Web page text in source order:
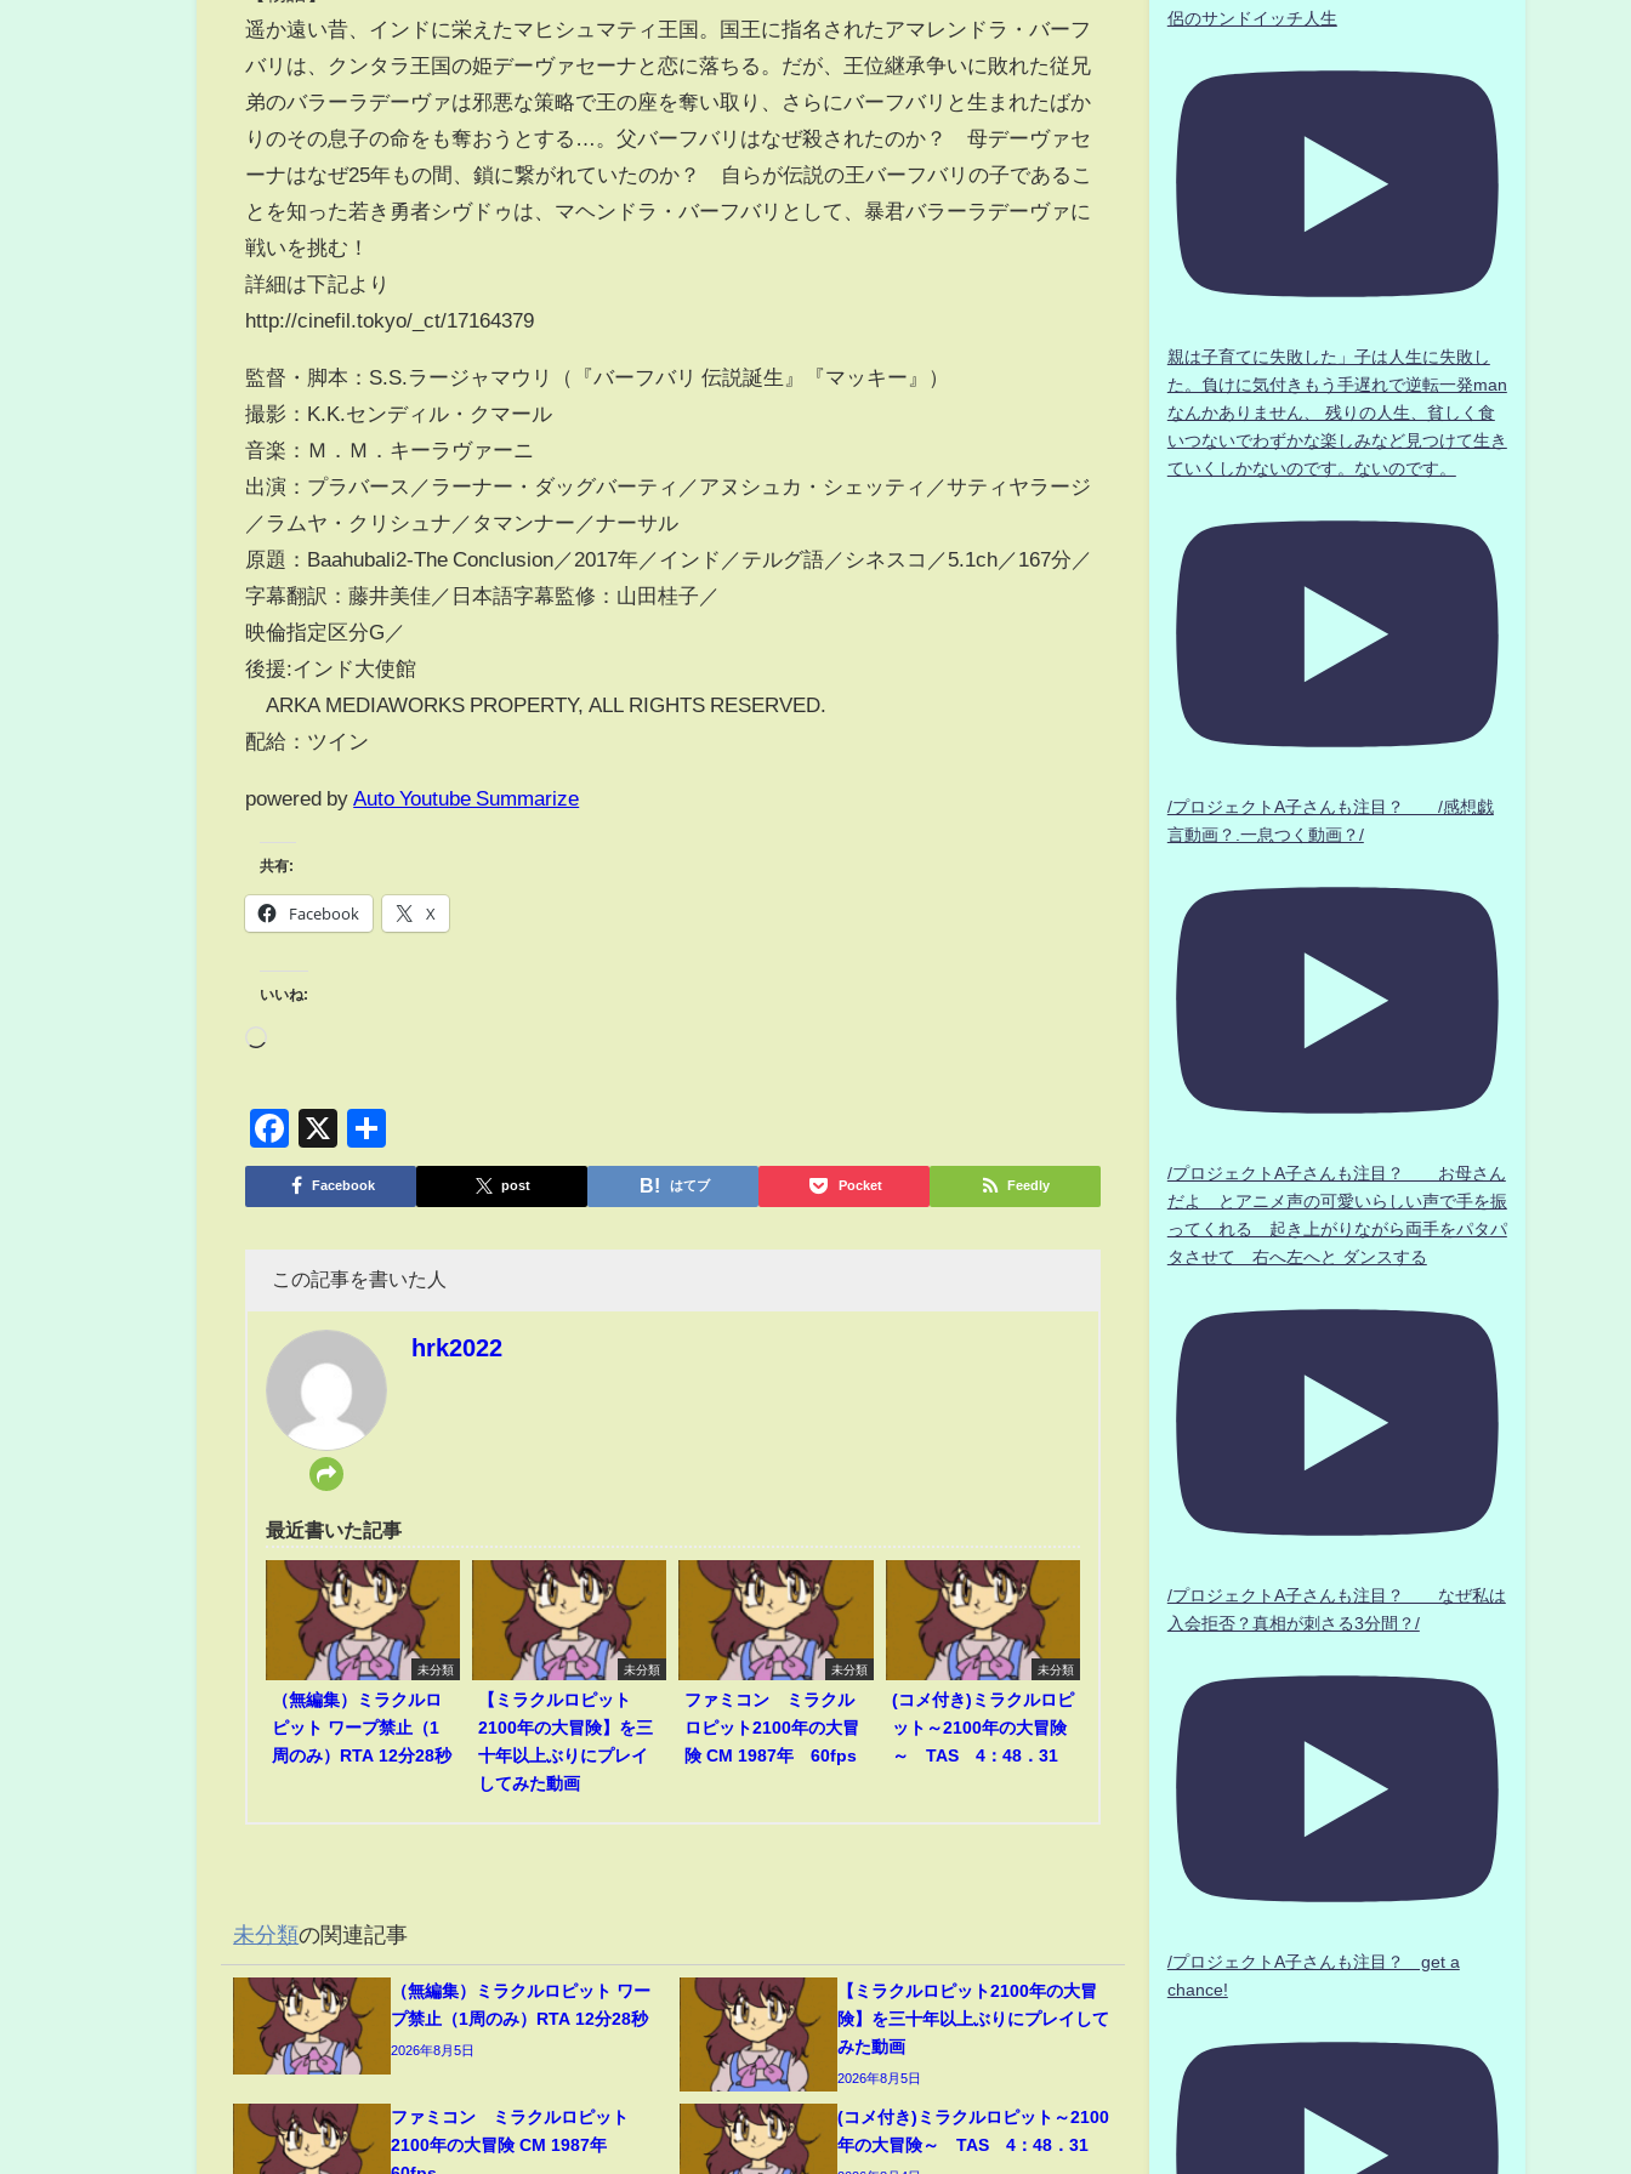
遥か遠い昔、インドに栄えたマヒシュマティ王国。国王に指名されたアマレンドラ・バーフ
バリは、クンタラ王国の姫デーヴァセーナと恋に落ちる。だが、王位継承争いに敗れた従兄
弟のバラーラデーヴァは邪悪な策略で王の座を奪い取り、さらにバーフバリと生まれたばか
りのその息子の命をも奪おうとする…。父バーフバリはなぜ殺されたのか？ 母デーヴァセ
ーナはなぜ25年もの間、鎖に繋がれていたのか？ 自らが伝説の王バーフバリの子であるこ
とを知った若き勇者シヴドゥは、マヘンドラ・バーフバリとして、暴君バラーラデーヴァに
戦いを挑む！
詳細は下記より
http://cinefil.tokyo/_ct/17164379
監督・脚本：S.S.ラージャマウリ（『バーフバリ 伝説誕生』『マッキー』）
撮影：K.K.センディル・クマール
音楽：Ｍ．Ｍ．キーラヴァーニ
出演：プラバース／ラーナー・ダッグバーティ／アヌシュカ・シェッティ／サティヤラージ
／ラムヤ・クリシュナ／タマンナー／ナーサル
原題：Baahubali2-The Conclusion／2017年／インド／テルグ語／シネスコ／5.1ch／167分／
字幕翻訳：藤井美佳／日本語字幕監修：山田桂子／
映倫指定区分G／
後援:インド大使館
©ARKA MEDIAWORKS PROPERTY, ALL RIGHTS RESERVED.
配給：ツイン
powered by Auto Youtube Summarize
共有:
Facebook X
いいね:
Facebook
X
有
Facebook post はてブ Pocket Feedly
この記事を書いた人
hrk2022
最近書いた記事
未分類
（無編集）ミラクルロ
ピット ワープ禁止（1
周のみ）RTA 12分28秒
未分類
【ミラクルロピット
2100年の大冒険】を三
十年以上ぶりにプレイ
してみた動画
未分類
ファミコン ミラクル
ロピット2100年の大冒
険 CM 1987年 60fps
未分類
(コメ付き)ミラクルロピ
ット～2100年の大冒険
～ TAS 4：48．31
未分類の関連記事
（無編集）ミラクルロピット ワー
プ禁止（1周のみ）RTA 12分28秒
2026年8月5日
【ミラクルロピット2100年の大冒
険】を三十年以上ぶりにプレイして
みた動画
2026年8月5日
ファミコン ミラクルロピット
2100年の大冒険 CM 1987年
(コメ付き)ミラクルロピット～2100
年の大冒険～ TAS 4：48．31
侶のサンドイッチ人生
親は子育てに失敗した」子は人生に失敗し
た。負けに気付きもう手遅れで逆転一発man
なんかありません、 残りの人生、貧しく食
いつないでわずかな楽しみなど見つけて生き
ていくしかないのです。ないのです。
/プロジェクトA子さんも注目？ /感想戯
言動画？.一息つく動画？/
/プロジェクトA子さんも注目？ お母さん
だよ とアニメ声の可愛いらしい声で手を振
ってくれる 起き上がりながら両手をパタパ
タさせて 右へ左へと ダンスする
/プロジェクトA子さんも注目？ なぜ私は
入会拒否？真相が刺さる3分間？/
/プロジェクトA子さんも注目？ get a
chance!